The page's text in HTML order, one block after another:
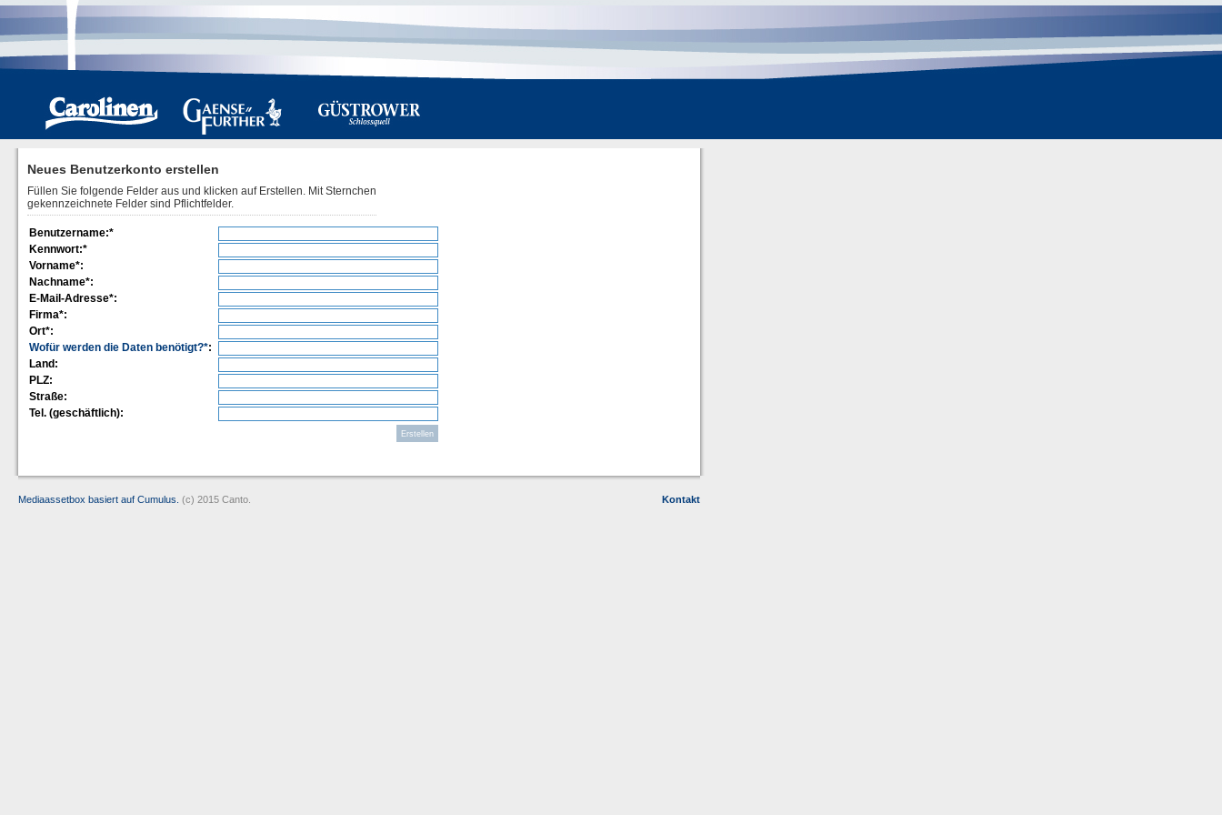
Neues Benutzerkonto erstellen
Füllen Sie folgende Felder aus und klicken auf Erstellen. Mit Sternchen
gekennzeichnete Felder sind Pflichtfelder.
Benutzername:*
Kennwort:*
Vorname*:
Nachname*:
E-Mail-Adresse*:
Firma*:
Ort*:
Wofür werden die Daten benötigt?*:
Land:
PLZ:
Straße:
Tel. (geschäftlich):
Mediaassetbox basiert auf Cumulus. (c) 2015 Canto. Kontakt